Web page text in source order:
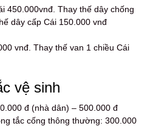
450.000vnđ. Thay thế dây chống
dây cấp Cái 150.000 vnđ
vnđ. Thay thế van 1 chiều Cái
vệ sinh
đ (nhà dân) – 500.000 đ
tắc cống thông thường: 300.000